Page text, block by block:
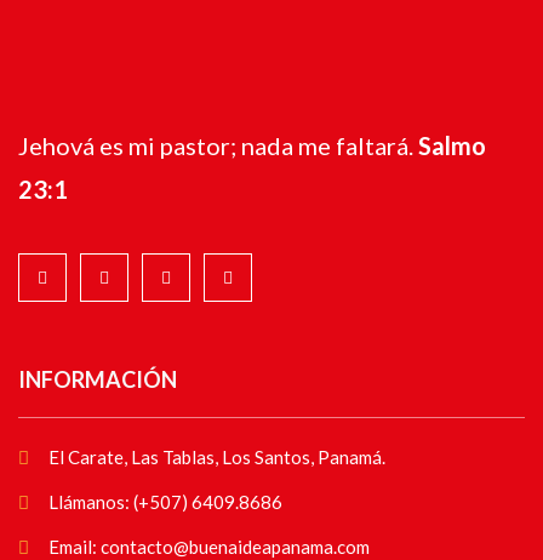
Jehová es mi pastor; nada me faltará.Salmo
23:1
INFORMACIÓN
El Carate, Las Tablas, Los Santos, Panamá.
Llámanos: (+507) 6409.8686
Email: contacto@buenaideapanama.com